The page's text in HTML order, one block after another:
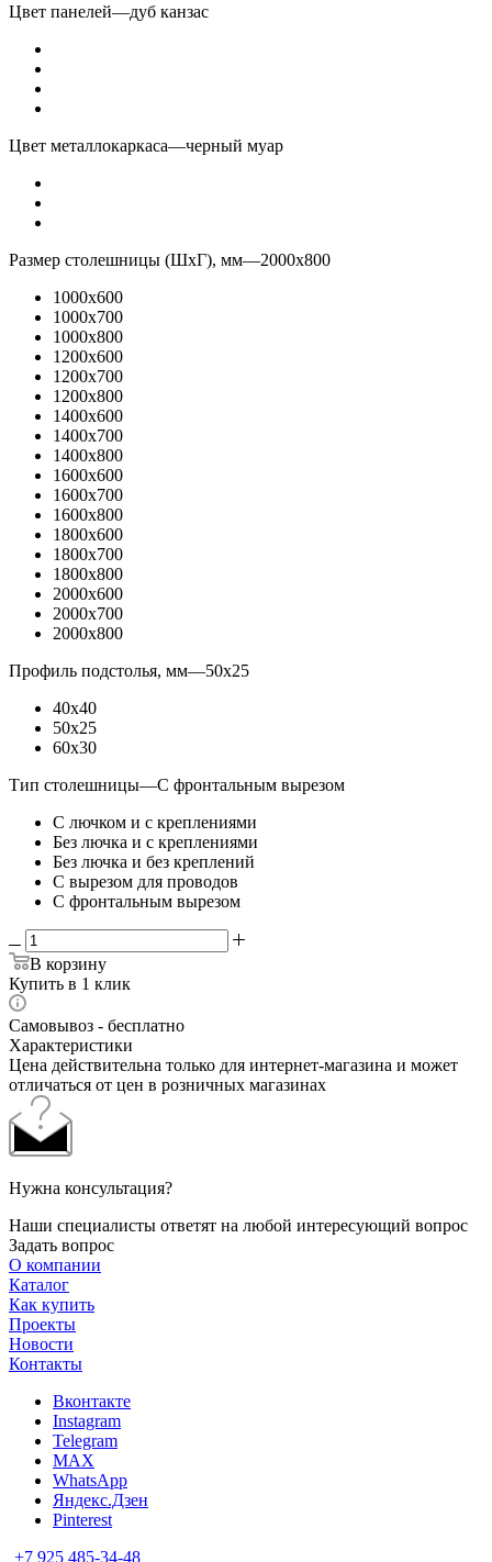
Цвет панелей—дуб канзас
Цвет металлокаркаса—черный муар
Размер столешницы (ШхГ), мм—2000x800
1000x600
1000x700
1000x800
1200x600
1200x700
1200x800
1400x600
1400x700
1400x800
1600x600
1600x700
1600x800
1800x600
1800x700
1800x800
2000x600
2000x700
2000x800
Профиль подстолья, мм—50x25
40x40
50x25
60x30
Тип столешницы—С фронтальным вырезом
С лючком и с креплениями
Без лючка и с креплениями
Без лючка и без креплений
С вырезом для проводов
С фронтальным вырезом
В корзину
Купить в 1 клик
Самовывоз - бесплатно
Характеристики
Цена действительна только для интернет-магазина и может
отличаться от цен в розничных магазинах
Нужна консультация?
Наши специалисты ответят на любой интересующий вопрос
Задать вопрос
О компании
Каталог
Как купить
Проекты
Новости
Контакты
Вконтакте
Instagram
Telegram
MAX
WhatsApp
Яндекс.Дзен
Pinterest
+7 925 485-34-48